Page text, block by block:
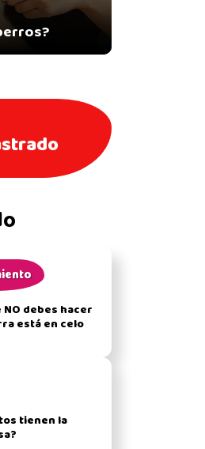
debes hacer
está en celo
tienen la